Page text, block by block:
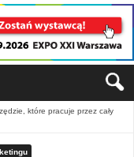
które pracuje przez cały